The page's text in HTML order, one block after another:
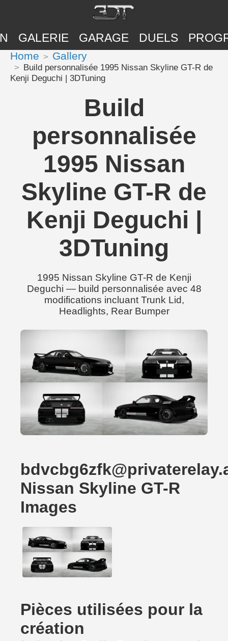
GALERIE GARAGE DUELS
Home Gallery
Build personnalisée 1995 Nissan Skyline GT-R de
Kenji Deguchi | 3DTuning
Build
personnalisée
1995 Nissan
Skyline GT-R de
Kenji Deguchi |
3DTuning
1995 Nissan Skyline GT-R de Kenji
Deguchi — build personnalisée avec 48
modifications incluant Trunk Lid,
Headlights, Rear Bumper
Nissan Skyline GT-R
Images
Pièces utilisées pour la
création